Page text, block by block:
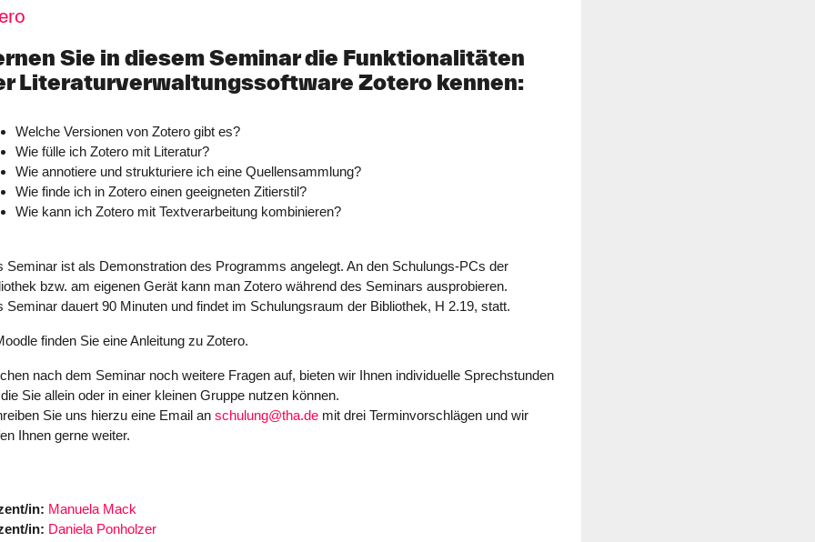
Sie in diesem Seminar die Funktionalitäten
Literaturverwaltungssoftware Zotero kennen:
Welche Versionen von Zotero gibt es?
Wie fülle ich Zotero mit Literatur?
Wie annotiere und strukturiere ich eine Quellensammlung?
Wie finde ich in Zotero einen geeigneten Zitierstil?
Wie kann ich Zotero mit Textverarbeitung kombinieren?
Seminar ist als Demonstration des Programms angelegt. An den Schulungs-PCs der
bzw. am eigenen Gerät kann man Zotero während des Seminars ausprobieren.
Seminar dauert 90 Minuten und findet im Schulungsraum der Bibliothek, H 2.19, statt.
finden Sie eine Anleitung zu Zotero.
nach dem Seminar noch weitere Fragen auf, bieten wir Ihnen individuelle Sprechstunden
Sie allein oder in einer kleinen Gruppe nutzen können.
Sie uns hierzu eine Email an schulung@tha.de mit drei Terminvorschlägen und wir
Ihnen gerne weiter.
in: Manuela Mack
in: Daniela Ponholzer